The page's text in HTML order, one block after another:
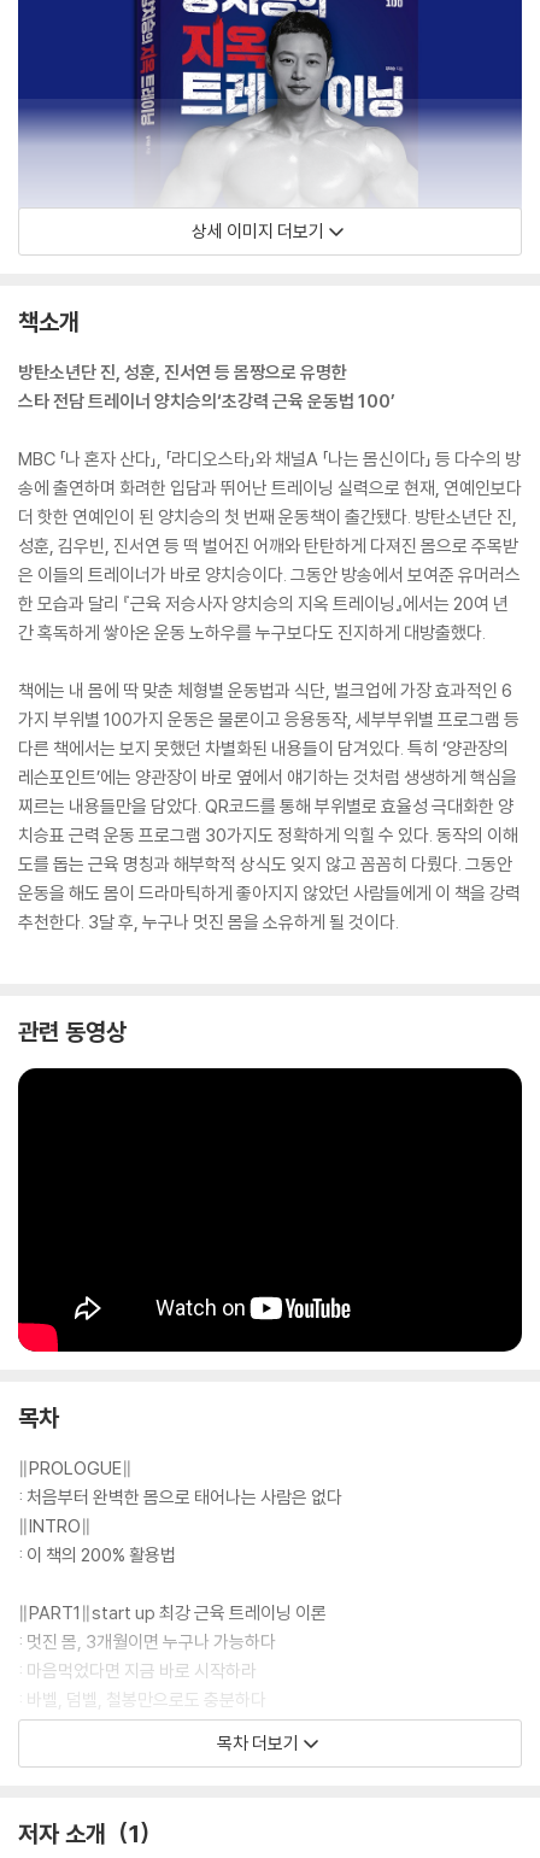
상세 이미지 더보기
책소개
방탄소년단 진, 성훈, 진서연 등 몸짱으로 유명한
스타 전담 트레이너 양치승의‘초강력 근육 운동법 100’
MBC 「나 혼자 산다」, 「라디오스타」와 채널A 「나는 몸신이다」 등 다수의 방
송에 출연하며 화려한 입담과 뛰어난 트레이닝 실력으로 현재, 연예인보다
더 핫한 연예인이 된 양치승의 첫 번째 운동책이 출간됐다. 방탄소년단 진,
성훈, 김우빈, 진서연 등 떡 벌어진 어깨와 탄탄하게 다져진 몸으로 주목받
은 이들의 트레이너가 바로 양치승이다. 그동안 방송에서 보여준 유머러스
한 모습과 달리 『근육 저승사자 양치승의 지옥 트레이닝』에서는 20여 년
간 혹독하게 쌓아온 운동 노하우를 누구보다도 진지하게 대방출했다.
책에는 내 몸에 딱 맞춘 체형별 운동법과 식단, 벌크업에 가장 효과적인 6
가지 부위별 100가지 운동은 물론이고 응용동작, 세부부위별 프로그램 등
다른 책에서는 보지 못했던 차별화된 내용들이 담겨있다. 특히 ‘양관장의
레슨포인트’에는 양관장이 바로 옆에서 얘기하는 것처럼 생생하게 핵심을
찌르는 내용들만을 담았다. QR코드를 통해 부위별로 효율성 극대화한 양
치승표 근력 운동 프로그램 30가지도 정확하게 익힐 수 있다. 동작의 이해
도를 돕는 근육 명칭과 해부학적 상식도 잊지 않고 꼼꼼히 다뤘다. 그동안
운동을 해도 몸이 드라마틱하게 좋아지지 않았던 사람들에게 이 책을 강력
추천한다. 3달 후, 누구나 멋진 몸을 소유하게 될 것이다.
관련 동영상
목차
∥PROLOGUE∥
: 처음부터 완벽한 몸으로 태어나는 사람은 없다
∥INTRO∥
: 이 책의 200% 활용법
∥PART1∥start up 최강 근육 트레이닝 이론
: 멋진 몸, 3개월이면 누구나 가능하다
: 마음먹었다면 지금 바로 시작하라
: 바벨, 덤벨, 철봉만으로도 충분하다
: 코로 호흡해야 흔들림이 없다
: 공복 유산소보다 공복 웨이트를 추천한다
: 체형에 따라 음식 섭취 방법도 달라져야 한다
목차 더보기
저자 소개 1